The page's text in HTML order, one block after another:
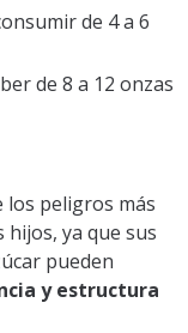
de 4 a 6
de 8 a 12 onzas
los peligros más
ya que sus
pueden
y estructura